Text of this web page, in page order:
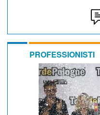
PROFESSIONISTI